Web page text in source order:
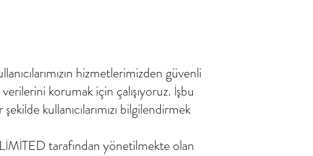
hizmetlerimizden güvenli
korumak için çalışıyoruz. İşbu
kullanıcılarımızı bilgilendirmek
tarafından yönetilmekte olan